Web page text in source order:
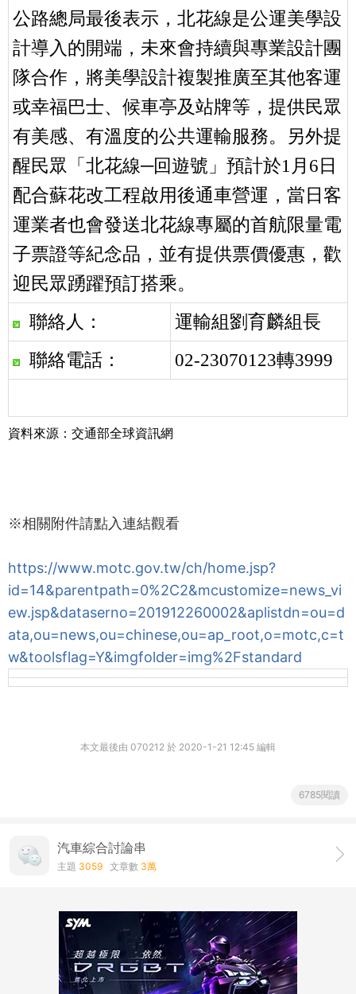
公路總局最後表示，北花線是公運美學設
計導入的開端，未來會持續與專業設計團
隊合作，將美學設計複製推廣至其他客運
或幸福巴士、候車亭及站牌等，提供民眾
有美感、有溫度的公共運輸服務。另外提
醒民眾「北花線─回遊號」預計於1月6日
配合蘇花改工程啟用後通車營運，當日客
運業者也會發送北花線專屬的首航限量電
子票證等紀念品，並有提供票價優惠，歡
迎民眾踴躍預訂搭乘。
聯絡人：
運輸組劉育麟組長
聯絡電話：
02-23070123轉3999
資料來源：交通部全球資訊網
※相關附件請點入連結觀看
https://www.motc.gov.tw/ch/home.jsp?
id=14&parentpath=0%2C2&mcustomize=news_vi
ew.jsp&dataserno=201912260002&aplistdn=ou=d
ata,ou=news,ou=chinese,ou=ap_root,o=motc,c=t
w&toolsflag=Y&imgfolder=img%2Fstandard
本文最後由 070212 於 2020-1-21 12:45 編輯
6785閱讀
汽車綜合討論串
主題 3059 文章數 3萬